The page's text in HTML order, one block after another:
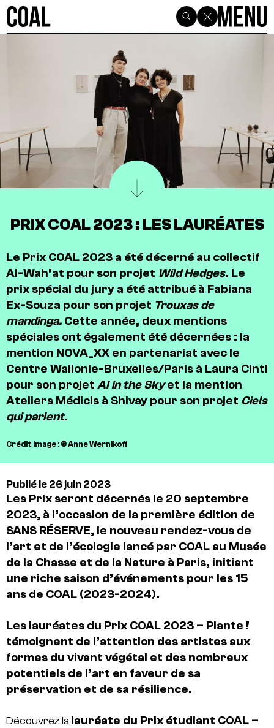
PRIX COAL 2023 : LES LAURÉATES
Le Prix COAL 2023 a été décerné au collectif
Al-Wah’at pour son projet Wild Hedges. Le
prix spécial du jury a été attribué à Fabiana
Ex-Souza pour son projet Trouxas de
mandinga. Cette année, deux mentions
spéciales ont également été décernées : la
mention NOVA_XX en partenariat avec le
Centre Wallonie-Bruxelles/Paris à Laura Cinti
pour son projet AI in the Skyet la mention
Ateliers Médicis à Shivay pour son projet Ciels
qui parlent.
Crédit image : © Anne Wernikoff
Publié le 26 juin 2023
Les Prix seront décernés le 20 septembre
2023, à l’occasion de la première édition de
SANS RÉSERVE, le nouveau rendez-vous de
l’art et de l’écologie lancé par COAL au Musée
de la Chasse et de la Nature à Paris, initiant
une riche saison d’événements pour les 15
ans de COAL (2023-2024).
Les lauréates du Prix COAL 2023 – Plante !
témoignent de l’attention des artistes aux
formes du vivant végétal et des nombreux
potentiels de l’art en faveur de sa
préservation et de sa résilience.
Découvrez la lauréate du Prix étudiant COAL –